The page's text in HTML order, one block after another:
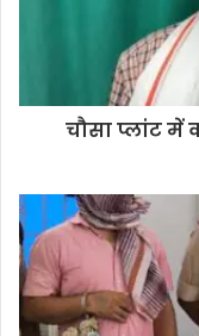
चौसा प्लांट में